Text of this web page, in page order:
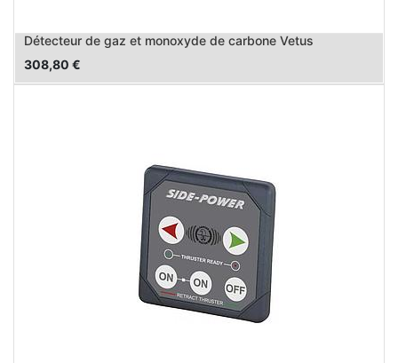
Détecteur de gaz et monoxyde de carbone Vetus
308,80 €